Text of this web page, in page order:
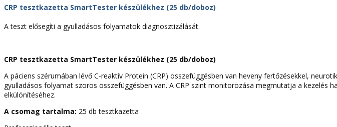
db/
mennyiség
CRP tesztkazetta SmartTester készülékhez (25 db/doboz)
A teszt elősegíti a gyulladásos folyamatok diagnosztizálását.
CRP tesztkazetta SmartTester készülékhez (25 db/doboz)
A páciens szérumában lévő C-reaktív Protein (CRP) összefüggésben van heveny fertőzésekkel,
gyulladásos folyamat szoros összefüggésben van. A CRP szint monitorozása megmutatja a
elkülönítéséhez.
A csomag tartalma: 25 db tesztkazetta